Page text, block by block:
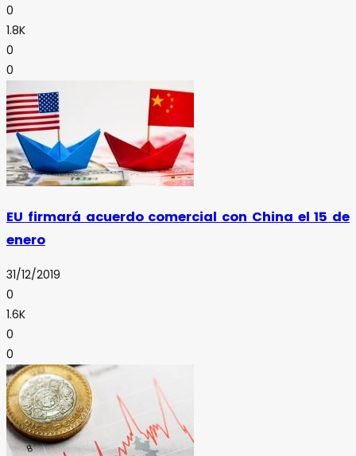
0
1.8K
0
0
EU firmará acuerdo comercial con China el 15 de
enero
31/12/2019
0
1.6K
0
0